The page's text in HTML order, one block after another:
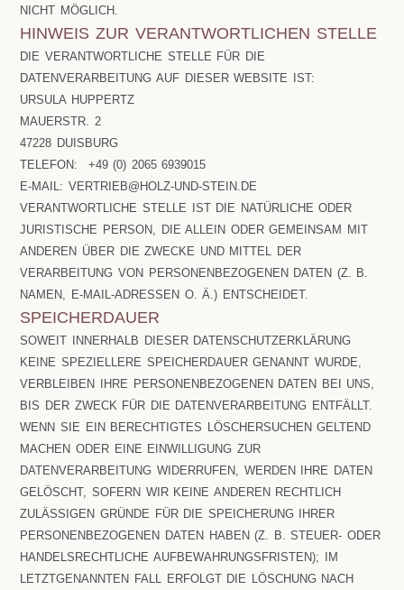
NICHT MÖGLICH.
HINWEIS ZUR VERANTWORTLICHEN STELLE
DIE VERANTWORTLICHE STELLE FÜR DIE
DATENVERARBEITUNG AUF DIESER WEBSITE IST:
URSULA HUPPERTZ
MAUERSTR. 2
47228 DUISBURG
TELEFON: +49 (0) 2065 6939015
E-MAIL: VERTRIEB@HOLZ-UND-STEIN.DE
VERANTWORTLICHE STELLE IST DIE NATÜRLICHE ODER
JURISTISCHE PERSON, DIE ALLEIN ODER GEMEINSAM MIT
ANDEREN ÜBER DIE ZWECKE UND MITTEL DER
VERARBEITUNG VON PERSONENBEZOGENEN DATEN (Z. B.
NAMEN, E-MAIL-ADRESSEN O. Ä.) ENTSCHEIDET.
SPEICHERDAUER
SOWEIT INNERHALB DIESER DATENSCHUTZERKLÄRUNG
KEINE SPEZIELLERE SPEICHERDAUER GENANNT WURDE,
VERBLEIBEN IHRE PERSONENBEZOGENEN DATEN BEI UNS,
BIS DER ZWECK FÜR DIE DATENVERARBEITUNG ENTFÄLLT.
WENN SIE EIN BERECHTIGTES LÖSCHERSUCHEN GELTEND
MACHEN ODER EINE EINWILLIGUNG ZUR
DATENVERARBEITUNG WIDERRUFEN, WERDEN IHRE DATEN
GELÖSCHT, SOFERN WIR KEINE ANDEREN RECHTLICH
ZULÄSSIGEN GRÜNDE FÜR DIE SPEICHERUNG IHRER
PERSONENBEZOGENEN DATEN HABEN (Z. B. STEUER- ODER
HANDELSRECHTLICHE AUFBEWAHRUNGSFRISTEN); IM
LETZTGENANNTEN FALL ERFOLGT DIE LÖSCHUNG NACH